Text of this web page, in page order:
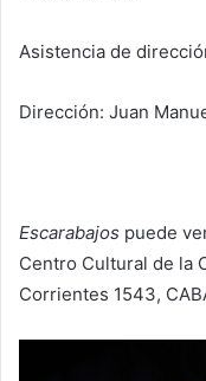
Asistencia de
Dirección: Juan
Escarabajos puede
Centro Cultural de la
Corrientes 1543,